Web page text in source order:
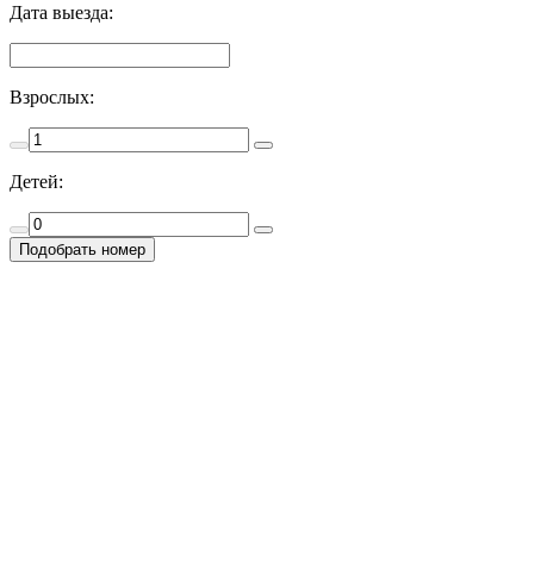
Дата выезда:
Взрослых:
Детей: